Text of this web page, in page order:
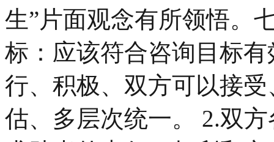
生”片面观念有所领悟。
标：应该符合咨询目标
行、积极、双方可以接
估、多层次统一。 2.双